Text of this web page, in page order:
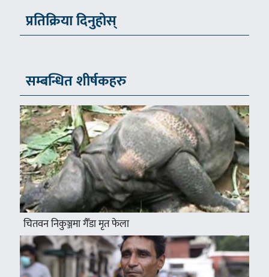
प्रतिक्रिया दिनुहोस्
सम्बन्धित शीर्षकहरु
चितवन निकुञ्जमा गैँडा मृत फेला